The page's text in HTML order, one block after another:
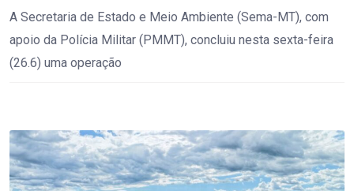
A Secretaria de Estado e Meio Ambiente (Sema-MT), com
apoio da Polícia Militar (PMMT), concluiu nesta sexta-feira
(26.6) uma operação